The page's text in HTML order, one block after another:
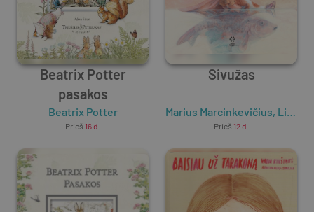
Beatrix Potter
pasakos
Beatrix Potter
Prieš 16 d.
Sivužas
Marius Marcinkevičius, Lina Dūdaitė
Prieš 12 d.